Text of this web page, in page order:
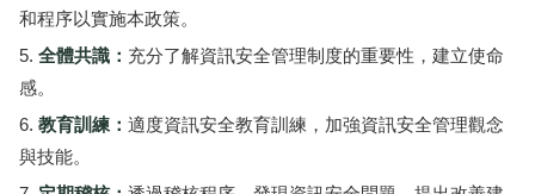
和程序以實施本政策。
全體共識： 充分了解資訊安全管理制度的重要性，建立使命
感。
教育訓練： 適度資訊安全教育訓練，加強資訊安全管理觀念
與技能。